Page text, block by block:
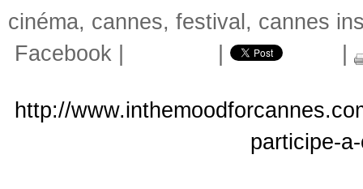
cinéma, cannes, festival , cannes
Facebook
http://
participe-